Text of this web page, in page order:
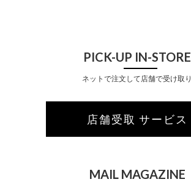
PICK-UP IN-STORE
ネットで注文して店舗で受け取り
店舗受取 サービス
MAIL MAGAZINE